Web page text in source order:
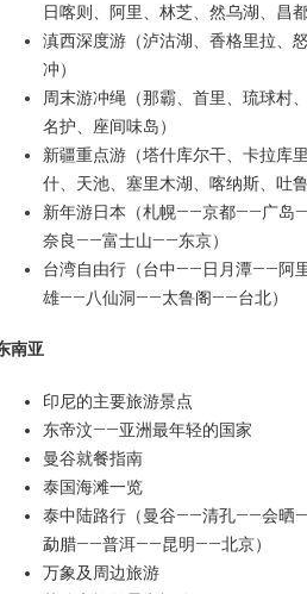
日喀则、阿里、林芝、然乌湖、昌都
滇西深度游（泸沽湖、香格里拉、
冲）
周末游冲绳（那霸、首里、琉球村、
名护、座间味岛）
新疆重点游（塔什库尔干、卡拉库
什、天池、塞里木湖、喀纳斯、吐鲁
新年游日本（札幌——京都——广
奈良——富士山——东京）
台湾自由行（台中——日月潭——阿
雄——八仙洞——太鲁阁——台北）
南亚
印尼的主要旅游景点
东帝汶——亚洲最年轻的国家
曼谷就餐指南
泰国海滩一览
泰中陆路行（曼谷——清孔——会
勐腊——普洱——昆明——北京）
万象及周边旅游